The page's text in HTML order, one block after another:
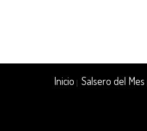
Inicio |Salsero del Mes